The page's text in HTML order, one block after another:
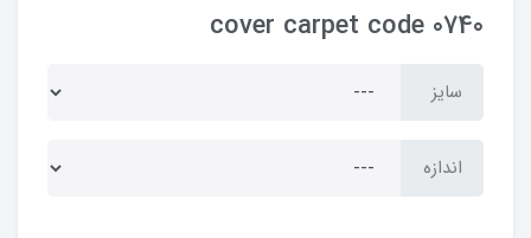
cover carpet code 0740
سایز
اندازه